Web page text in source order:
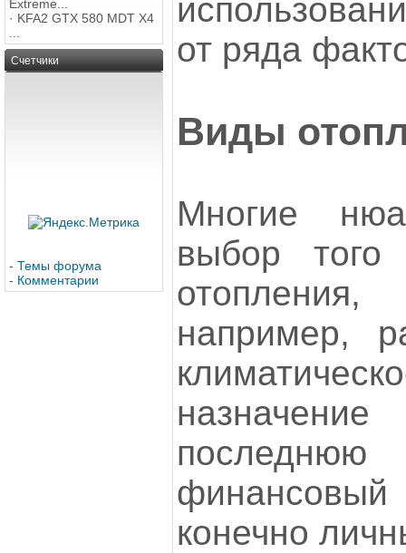
Extreme...
· KFA2 GTX 580 MDT X4
Счетчики
- Темы форума
- Комментарии
от ряда
Виды
Многие
выбор
например,
конечно